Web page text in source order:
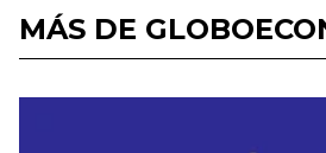
MÁS DE